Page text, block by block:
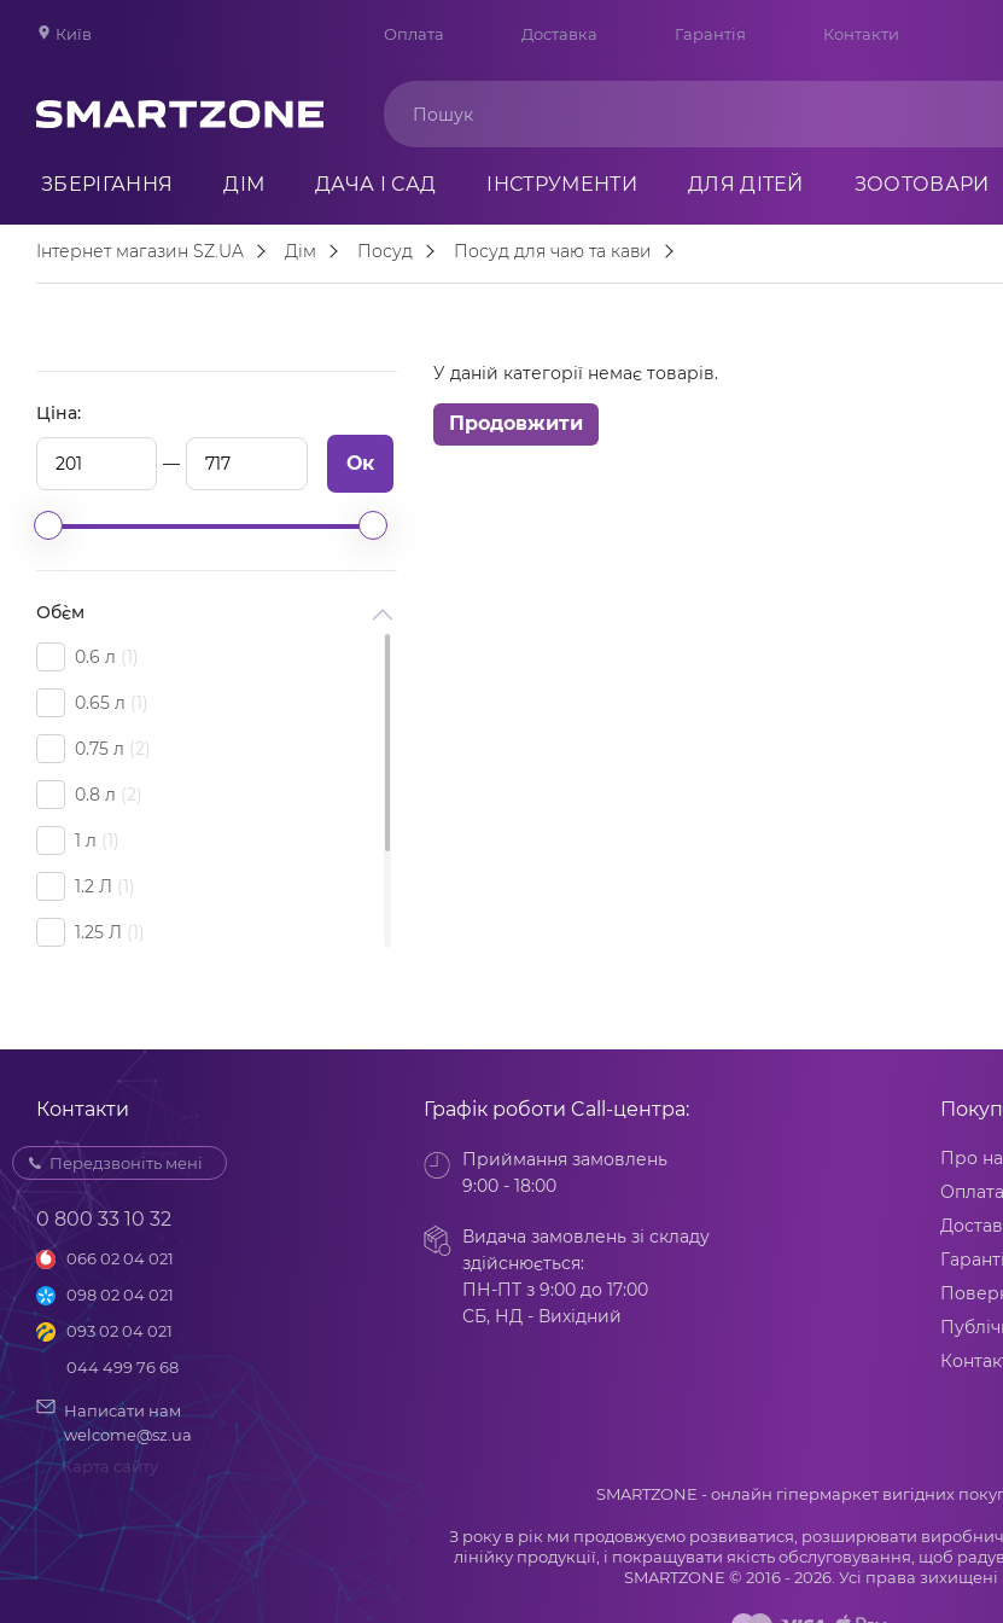
Київ Оплата Доставка Гарантія Контакти
ЗБЕРІГАННЯ ДІМ ДАЧА І САД ІНСТРУМЕНТИ ДЛЯ ДІТЕЙ ЗООТОВАРИ
Інтернет магазин SZ.UA Дім Посуд Посуд для чаю та кави
Ціна:
Ок
Об`єм
0.6 л 1
0.65 л 1
0.75 л 2
0.8 л 2
1 л 1
1.2 Л 1
1.25 Л 1
У даній категорії немає товарів.
Продовжити
Контакти
Передзвоніть мені
0 800 33 10 32
066 02 04 021
098 02 04 021
093 02 04 021
044 499 76 68
Написати нам
welcome@sz.ua
Карта сайту
Графік роботи Call-центра:
Приймання замовлень
9:00 - 18:00
Видача замовлень зі складу
здійснюється:
ПН-ПТ з 9:00 до 17:00
СБ, НД - Вихідний
Про
Оплата
SMARTZONE - онлайн гіпермаркет вигідних
З року в рік ми продовжуємо розвиватися, розширювати
лінійку продукції, і покращувати якість обслуговування, щоб
SMARTZONE © 2016 - 2026. Усі права зихищені